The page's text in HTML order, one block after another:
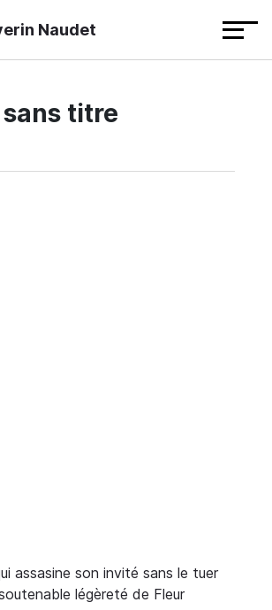
Naudet
titre
assasine son invité sans le tuer
légèreté de Fleur